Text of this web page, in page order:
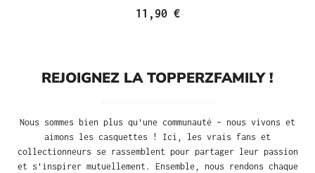
11,90 €
REJOIGNEZ LA TOPPERZFAMILY !
Nous sommes bien plus qu'une communauté – nous vivons et
aimons les casquettes ! Ici, les vrais fans et
collectionneurs se rassemblent pour partager leur passion
et s'inspirer mutuellement. Ensemble, nous rendons chaque